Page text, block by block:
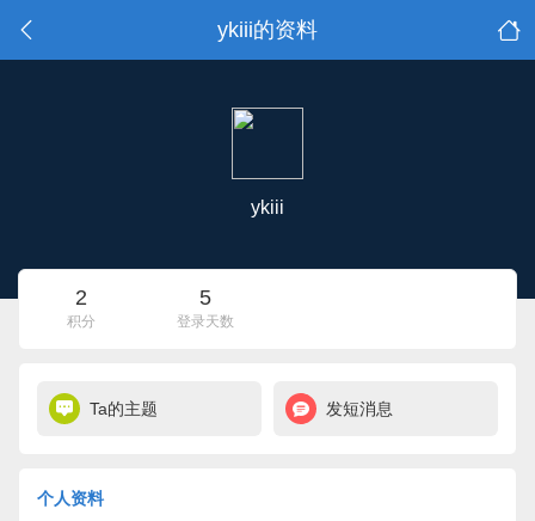
ykiii的资料
ykiii
2
积分
5
登录天数
Ta的主题 发短消息
个人资料